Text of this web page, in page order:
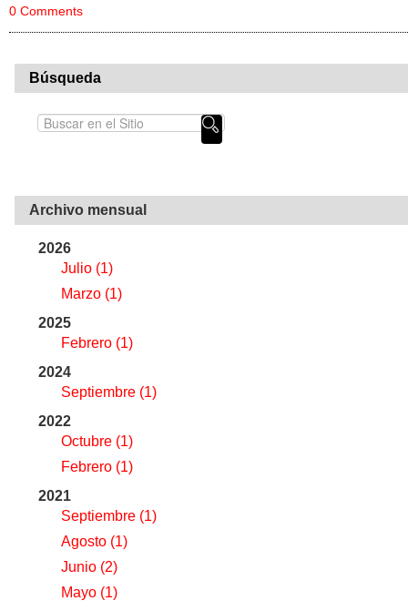
0 Comments
Búsqueda
Archivo mensual
2026
Julio (1)
Marzo (1)
2025
Febrero (1)
2024
Septiembre (1)
2022
Octubre (1)
Febrero (1)
2021
Septiembre (1)
Agosto (1)
Junio (2)
Mayo (1)